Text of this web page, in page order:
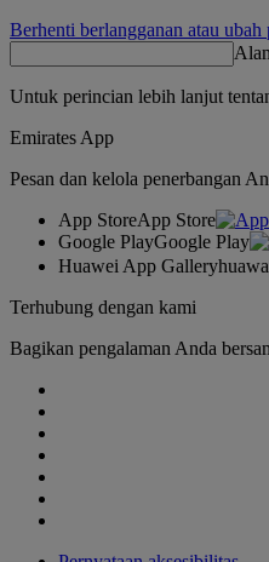
Berhenti berlangganan atau ubah
Untuk perincian lebih lanjut
Emirates App
Pesan dan kelola penerbangan
App StoreApp Store
Google PlayGoogle Play
Huawei App Gallery
Terhubung dengan kami
Bagikan pengalaman Anda